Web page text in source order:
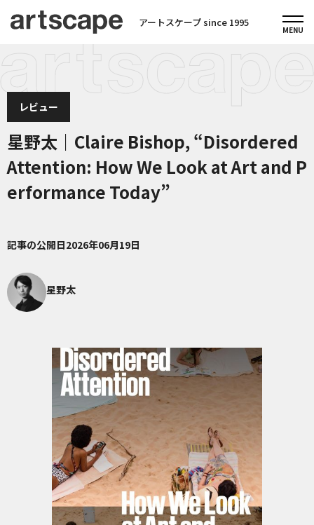
アートスケープ since 1995
レビュー
星野太｜Claire Bishop, “Disordered
Attention: How We Look at Art and P
erformance Today”
記事の公開日2026年06月19日
星野太